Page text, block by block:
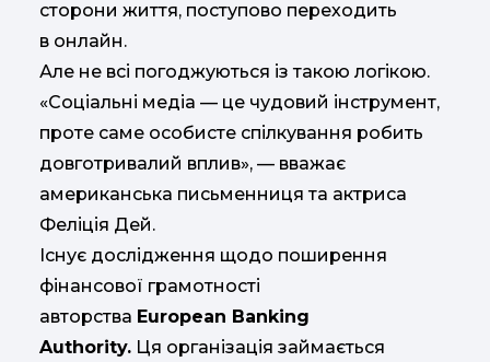
сторони життя, поступово переходить
в онлайн.
Але не всі погоджуються із такою логікою.
«Соціальні медіа — це чудовий інструмент,
проте саме особисте спілкування робить
довготривалий вплив», — вважає
американська письменниця та актриса
Феліція Дей.
Існує дослідження щодо поширення
фінансової грамотності
авторства European Banking
Authority. Ця організація займається